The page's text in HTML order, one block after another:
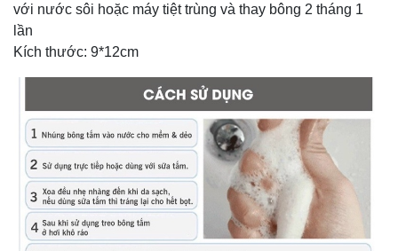
với nước sôi hoặc máy tiệt trùng và thay bông 2 tháng 1
lần
Kích thước: 9*12cm